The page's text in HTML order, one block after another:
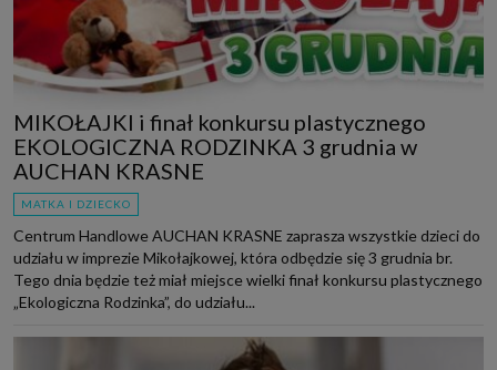
MIKOŁAJKI i finał konkursu plastycznego
EKOLOGICZNA RODZINKA 3 grudnia w
AUCHAN KRASNE
MATKA I DZIECKO
Centrum Handlowe AUCHAN KRASNE zaprasza wszystkie dzieci do
udziału w imprezie Mikołajkowej, która odbędzie się 3 grudnia br.
Tego dnia będzie też miał miejsce wielki finał konkursu plastycznego
„Ekologiczna Rodzinka”, do udziału...